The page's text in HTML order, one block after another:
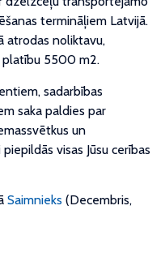
termināļiem Latvijā.
atrodas noliktavu,
platību 5500 m2.
sadarbības
saka paldies par
un
visas Jūsu cerības
Saimnieks (Decembris,